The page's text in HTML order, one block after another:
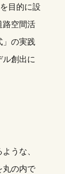
目的に設
路空間活
」の実践
ル創出に
うな、
丸の内で